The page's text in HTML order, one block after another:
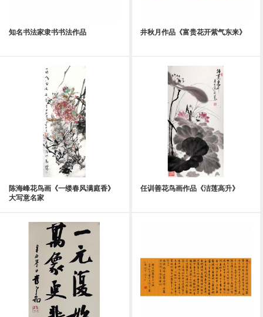
知名书法家隶书书法作品 井秋月作品《富贵花开紫气东来》
陈海峰花鸟画《一缕春风满庭香》
大写意名家
任训善花鸟画作品《洁莲高升》